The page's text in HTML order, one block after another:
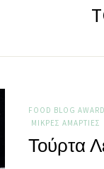
FOOD BLOG
ΜΙΚΡΈΣ ΑΜΑΡΤΊΕΣ
Τούρτα